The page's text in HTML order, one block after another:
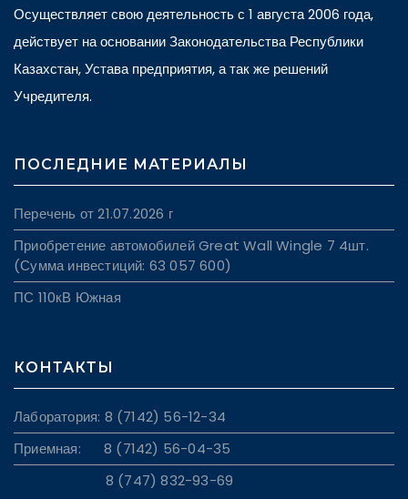
Осуществляет свою деятельность с 1 августа 2006 года,
действует на основании Законодательства Республики
Казахстан, Устава предприятия, а так же решений
Учредителя.
ПОСЛЕДНИЕ МАТЕРИАЛЫ
Перечень от 21.07.2026 г
Приобретение автомобилей Great Wall Wingle 7 4шт.
(Сумма инвестиций: 63 057 600)
ПС 110кВ Южная
КОНТАКТЫ
Лаборатория: 8 (7142) 56-12-34
Приемная: 8 (7142) 56-04-35
8 (747) 832-93-69